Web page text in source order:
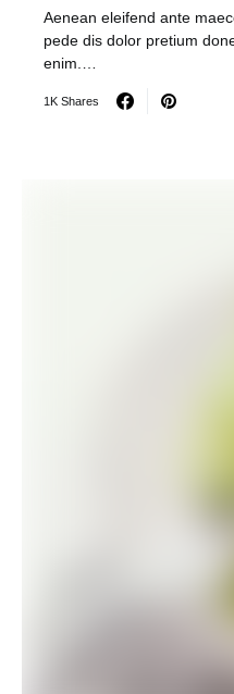
Aenean eleifend ante
pede dis dolor pretium
enim.…
1K Shares